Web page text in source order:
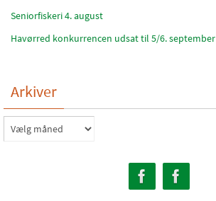
Seniorfiskeri 4. august
Havørred konkurrencen udsat til 5/6. september
Arkiver
Arkiver